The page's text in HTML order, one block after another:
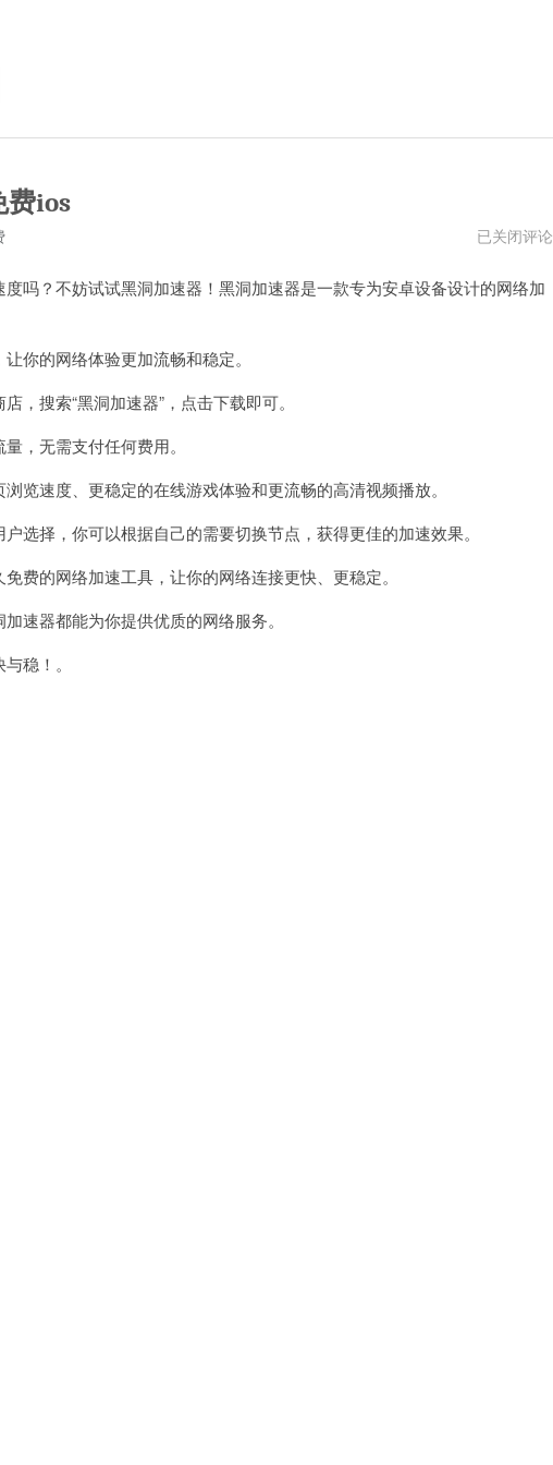
费ios
黑
速
已关闭评论
？不妨试试黑洞加速器！黑洞加速器是一款专为安卓设备设计的网络加
的网络体验更加流畅和稳定。
搜索“黑洞加速器”，点击下载即可。
，无需支付任何费用。
速度、更稳定的在线游戏体验和更流畅的高清视频播放。
择，你可以根据自己的需要切换节点，获得更佳的加速效果。
的网络加速工具，让你的网络连接更快、更稳定。
器都能为你提供优质的网络服务。
稳！。